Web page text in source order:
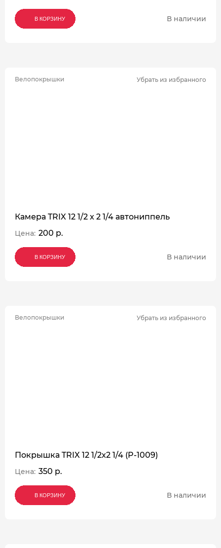
В КОРЗИНУ
В КОРЗИНУ
В КОРЗИНУ В наличии
Велопокрышки Убрать из избранного
Камера TRIX 12 1/2 x 2 1/4 автониппель
Цена: 200 р.
В КОРЗИНУ
В КОРЗИНУ
В КОРЗИНУ В наличии
Велопокрышки Убрать из избранного
Покрышка TRIX 12 1/2x2 1/4 (P-1009)
Цена: 350 р.
В КОРЗИНУ
В КОРЗИНУ
В КОРЗИНУ В наличии